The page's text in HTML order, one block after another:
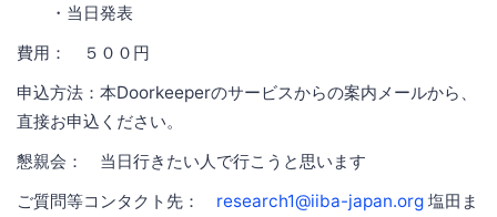
・当日発表
費用： ５００円
申込方法：本Doorkeeperのサービスからの案内メールから、
直接お申込ください。
懇親会： 当日行きたい人で行こうと思います
ご質問等コンタクト先： research1@iiba-japan.org 塩田ま